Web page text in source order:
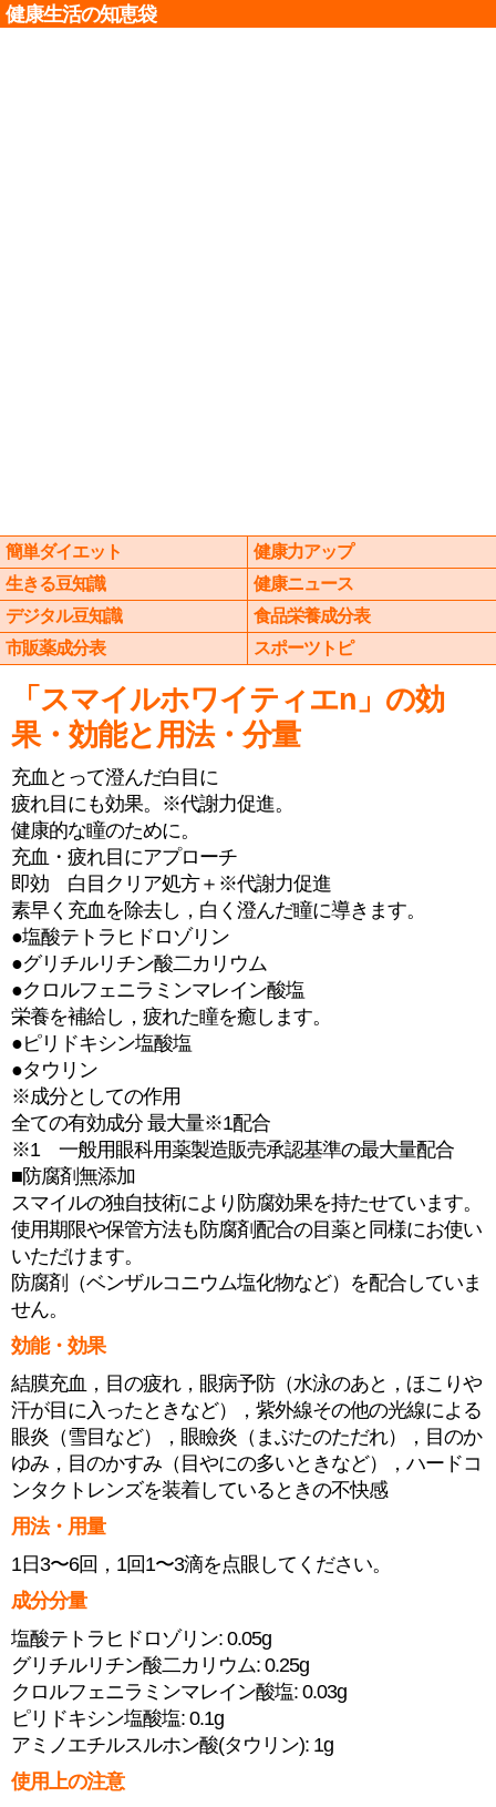
健康生活の知恵袋
簡単ダイエット
健康力アップ
生きる豆知識
健康ニュース
デジタル豆知識
食品栄養成分表
市販薬成分表
スポーツトピ
「スマイルホワイティエn」の効
果・効能と用法・分量
充血とって澄んだ白目に
疲れ目にも効果。※代謝力促進。
健康的な瞳のために。
充血・疲れ目にアプローチ
即効 白目クリア処方＋※代謝力促進
素早く充血を除去し，白く澄んだ瞳に導きます。
●塩酸テトラヒドロゾリン
●グリチルリチン酸二カリウム
●クロルフェニラミンマレイン酸塩
栄養を補給し，疲れた瞳を癒します。
●ピリドキシン塩酸塩
●タウリン
※成分としての作用
全ての有効成分 最大量※1配合
※1 一般用眼科用薬製造販売承認基準の最大量配合
■防腐剤無添加
スマイルの独自技術により防腐効果を持たせています。
使用期限や保管方法も防腐剤配合の目薬と同様にお使い
いただけます。
防腐剤（ベンザルコニウム塩化物など）を配合していま
せん。
効能・効果
結膜充血，目の疲れ，眼病予防（水泳のあと，ほこりや
汗が目に入ったときなど），紫外線その他の光線による
眼炎（雪目など），眼瞼炎（まぶたのただれ），目のか
ゆみ，目のかすみ（目やにの多いときなど），ハードコ
ンタクトレンズを装着しているときの不快感
用法・用量
1日3〜6回，1回1〜3滴を点眼してください。
成分分量
塩酸テトラヒドロゾリン: 0.05g
グリチルリチン酸二カリウム: 0.25g
クロルフェニラミンマレイン酸塩: 0.03g
ピリドキシン塩酸塩: 0.1g
アミノエチルスルホン酸(タウリン): 1g
使用上の注意